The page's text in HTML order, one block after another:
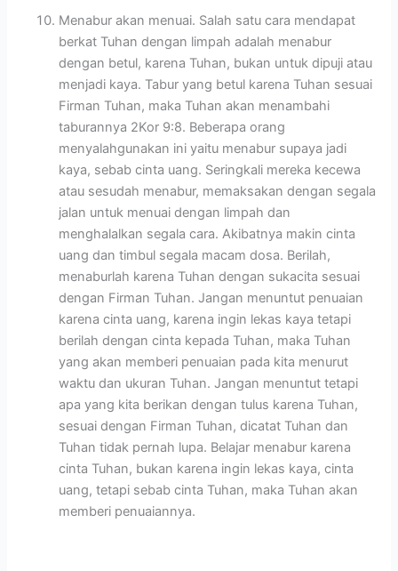
Menabur akan menuai. Salah satu cara mendapat
berkat Tuhan dengan limpah adalah menabur
dengan betul, karena Tuhan, bukan untuk dipuji atau
menjadi kaya. Tabur yang betul karena Tuhan sesuai
Firman Tuhan, maka Tuhan akan menambahi
taburannya 2Kor 9:8. Beberapa orang
menyalahgunakan ini yaitu menabur supaya jadi
kaya, sebab cinta uang. Seringkali mereka kecewa
atau sesudah menabur, memaksakan dengan segala
jalan untuk menuai dengan limpah dan
menghalalkan segala cara. Akibatnya makin cinta
uang dan timbul segala macam dosa. Berilah,
menaburlah karena Tuhan dengan sukacita sesuai
dengan Firman Tuhan. Jangan menuntut penuaian
karena cinta uang, karena ingin lekas kaya tetapi
berilah dengan cinta kepada Tuhan, maka Tuhan
yang akan memberi penuaian pada kita menurut
waktu dan ukuran Tuhan. Jangan menuntut tetapi
apa yang kita berikan dengan tulus karena Tuhan,
sesuai dengan Firman Tuhan, dicatat Tuhan dan
Tuhan tidak pernah lupa. Belajar menabur karena
cinta Tuhan, bukan karena ingin lekas kaya, cinta
uang, tetapi sebab cinta Tuhan, maka Tuhan akan
memberi penuaiannya.